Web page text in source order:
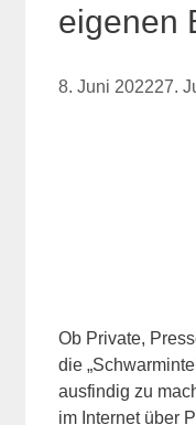
eigenen
8. Juni 202227.
Ob Private,
die
ausfindig zu
im Internet über